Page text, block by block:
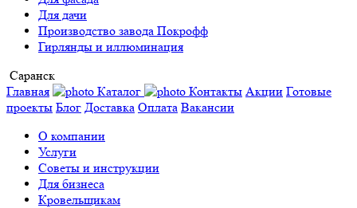
Для дачи
Производство завода Покрофф
Гирлянды и иллюминация
Саранск
Главная
Каталог Контакты Акции Готовые
проекты Блог Доставка Оплата Вакансии
О компании
Услуги
Советы и инструкции
Для бизнеса
Кровельщикам